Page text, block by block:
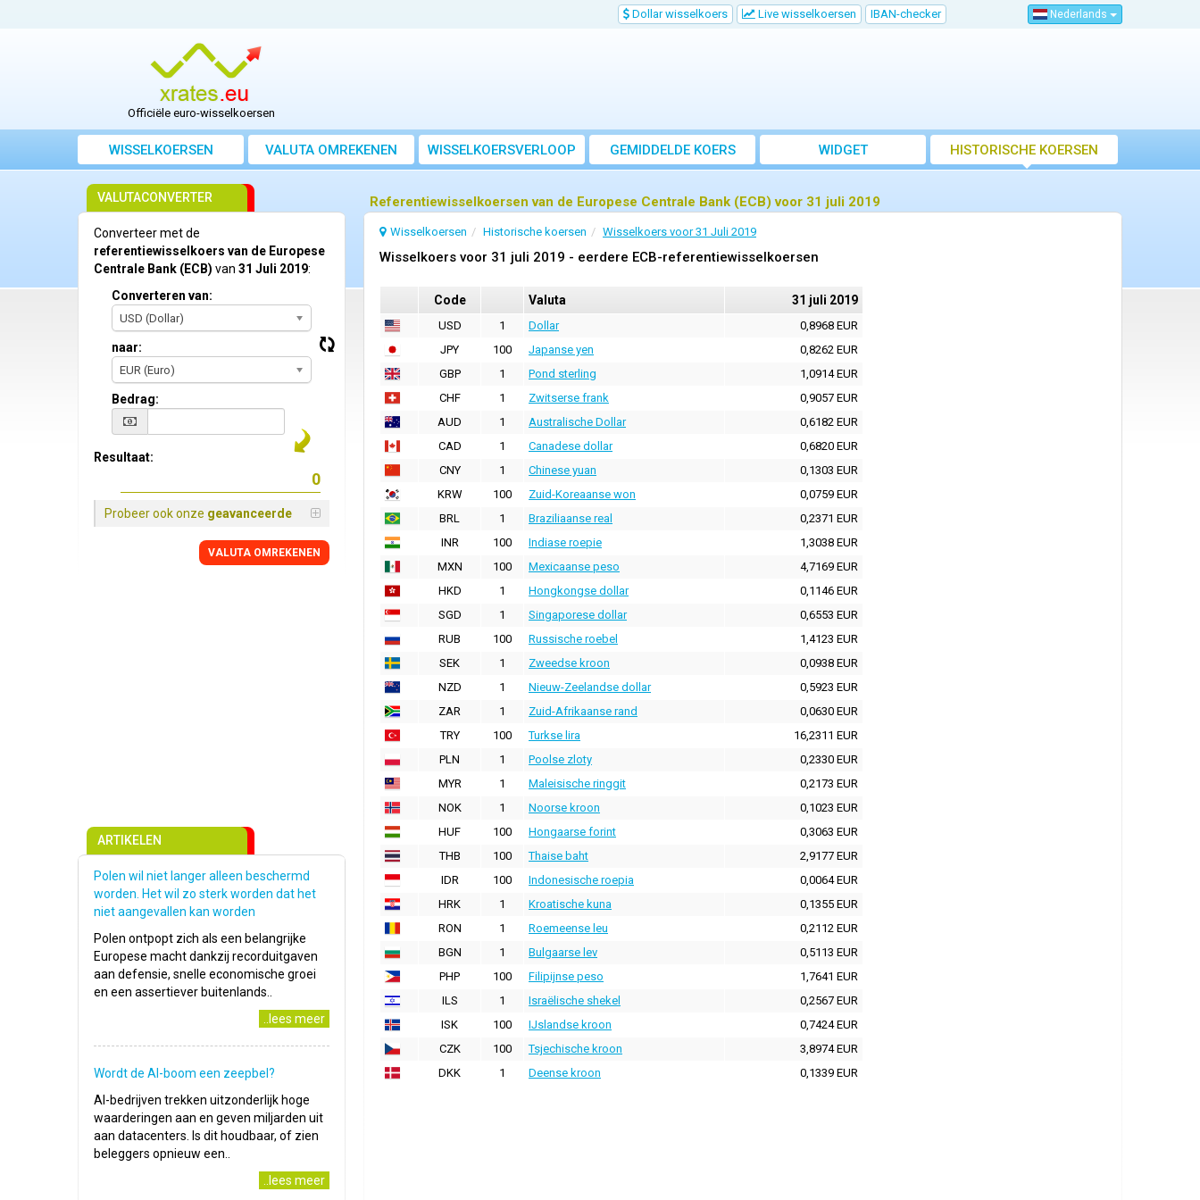
Dollar wisselkoers Live wisselkoersen IBAN-checker Nederlands
Officiële euro-wisselkoersen
WISSELKOERSEN VALUTA OMREKENEN WISSELKOERSVERLOOP GEMIDDELDE KOERS WIDGET HISTORISCHE KOERSEN
Referentiewisselkoersen van de Europese Centrale Bank (ECB) voor 31 juli 2019
Wisselkoersen Historische koersen Wisselkoers voor 31 Juli 2019
Wisselkoers voor 31 juli 2019 - eerdere ECB-referentiewisselkoersen
Code Valuta 31 juli 2019
USD 1 Dollar
0,8968 EUR
JPY
100 Japanse yen
0,8262 EUR
GBP
1 Pond sterling
1,0914 EUR
CHF
1 Zwitserse frank
0,9057 EUR
AUD
1 Australische Dollar
0,6182 EUR
CAD
1 Canadese dollar
0,6820 EUR
CNY
1 Chinese yuan
0,1303 EUR
KRW
100 Zuid-Koreaanse won
0,0759 EUR
BRL
1 Braziliaanse real
0,2371 EUR
INR
100 Indiase roepie
1,3038 EUR
MXN
100 Mexicaanse peso
4,7169 EUR
HKD
1 Hongkongse dollar
0,1146 EUR
SGD
1 Singaporese dollar
0,6553 EUR
RUB
100 Russische roebel
1,4123 EUR
SEK
1 Zweedse kroon
0,0938 EUR
NZD
1 Nieuw-Zeelandse dollar
0,5923 EUR
ZAR
1 Zuid-Afrikaanse rand
0,0630 EUR
TRY
100 Turkse lira
16,2311 EUR
PLN
1 Poolse zloty
0,2330 EUR
MYR
1 Maleisische ringgit
0,2173 EUR
NOK
1 Noorse kroon
0,1023 EUR
HUF
100 Hongaarse forint
0,3063 EUR
THB
100 Thaise baht
2,9177 EUR
IDR
100 Indonesische roepia
0,0064 EUR
HRK
1 Kroatische kuna
0,1355 EUR
RON
1 Roemeense leu
0,2112 EUR
BGN
1 Bulgaarse lev
0,5113 EUR
PHP
100 Filipijnse peso
1,7641 EUR
ILS
1 Israëlische shekel
0,2567 EUR
ISK
100 IJslandse kroon
0,7424 EUR
CZK
100 Tsjechische kroon
3,8974 EUR
DKK
1 Deense kroon 0,1339 EUR
VALUTACONVERTER
Converteer met de
referentiewisselkoers van de Europese
Centrale Bank (ECB) van 31 Juli 2019:
Converteren van:
USD (Dollar)
naar:
EUR (Euro)
Bedrag:
Resultaat:
Probeer ook onze geavanceerde
VALUTA OMREKENEN
ARTIKELEN
Polen wil niet langer alleen beschermd
worden. Het wil zo sterk worden dat het
niet aangevallen kan worden
Polen ontpopt zich als een belangrijke
Europese macht dankzij recorduitgaven
aan defensie, snelle economische groei
en een assertiever buitenlands..
..lees meer
Wordt de AI-boom een zeepbel?
AI-bedrijven trekken uitzonderlijk hoge
waarderingen aan en geven miljarden uit
aan datacenters. Is dit houdbaar, of zien
beleggers opnieuw een..
..lees meer